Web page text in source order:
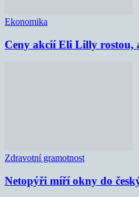
Ekonomika
Ceny akcií Eli Lilly rostou,
Zdravotní gramotnost
Netopýři míří okny do